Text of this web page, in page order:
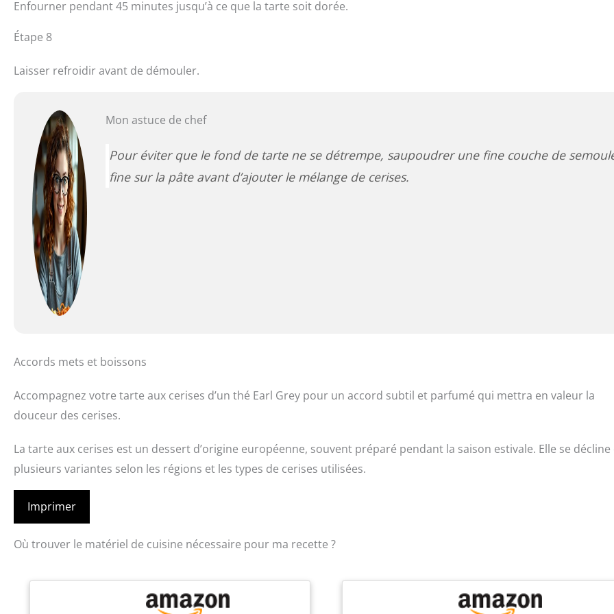
Enfourner pendant 45 minutes jusqu’à ce que la tarte soit dorée.
Étape 8
Laisser refroidir avant de démouler.
Mon astuce de chef
Pour éviter que le fond de tarte ne se détrempe, saupoudrer une fine couche de
fine sur la pâte avant d’ajouter le mélange de cerises.
Accords mets et boissons
Accompagnez votre tarte aux cerises d’un thé Earl Grey pour un accord subtil et parfumé qui mettra en valeur la
douceur des cerises.
La tarte aux cerises est un dessert d’origine européenne, souvent préparé pendant la saison estivale. Elle se décline
plusieurs variantes selon les régions et les types de cerises utilisées.
Imprimer
Où trouver le matériel de cuisine nécessaire pour ma recette ?